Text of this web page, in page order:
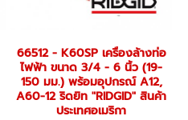
66512 - K60SP เครื่องล้างท่อ
ไฟฟ้า ขนาด 3/4 - 6 นิ้ว (19-
150 มม.) พร้อมอุปกรณ์ A12,
A60-12 ริดยิท "RIDGID" สินค้า
ประเทศอเมริกา